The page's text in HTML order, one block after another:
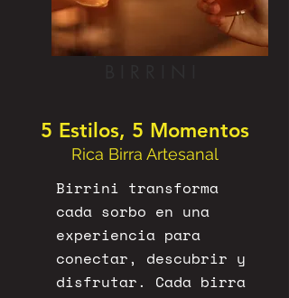
5 Estilos, 5 Momentos
Rica Birra Artesanal
Birrini transforma
cada sorbo en una
experiencia para
conectar, descubrir y
disfrutar. Cada birra